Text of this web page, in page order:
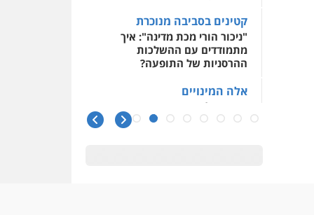
קטינים בסביבה מנוכרת
"ניכור הורי מכת מדינה": איך
מתמודדים עם ההשלכות
ההרסניות של התופעה?
אלה המינויים
הוועדה לבחירת שופטים בחרה
26 שופטים ורשמים נוספים